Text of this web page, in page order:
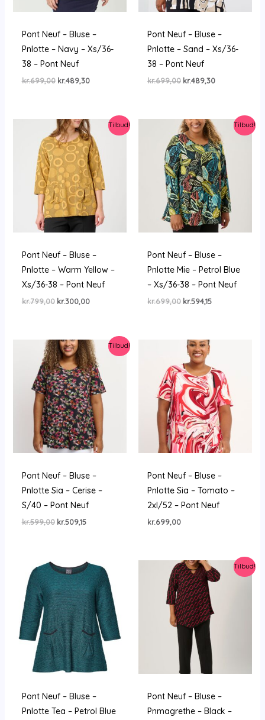
Pont Neuf – Bluse –
Pnlotte – Navy – Xs/36-
38 – Pont Neuf
kr.699,00 Den
kr.699,00.
kr.489,30Den
kr.489,30.
Pont Neuf – Bluse –
Pnlotte – Sand – Xs/36-
38 – Pont Neuf
kr.699,00 Den
kr.699,00.
kr.489,30Den
kr.489,30.
Tilbud!
Pont Neuf – Bluse –
Pnlotte – Warm Yellow –
Xs/36-38 – Pont Neuf
kr.799,00 Den
kr.799,00.
kr.300,00Den
kr.300,00.
Tilbud!
Pont Neuf – Bluse –
Pnlotte Mie – Petrol Blue
– Xs/36-38 – Pont Neuf
kr.699,00 Den
kr.699,00.
kr.594,15Den
Tilbud!
Pont Neuf – Bluse –
Pnlotte Sia – Cerise –
S/40 – Pont Neuf
kr.599,00 Den
kr.599,00.
kr.509,15Den
kr.509,15.
Pont Neuf – Bluse –
Pnlotte Sia – Tomato –
2xl/52 – Pont Neuf
kr.699,00
Pont Neuf – Bluse –
Pnlotte Tea – Petrol Blue
Tilbud!
Pont Neuf – Bluse –
Pnmagrethe – Black –